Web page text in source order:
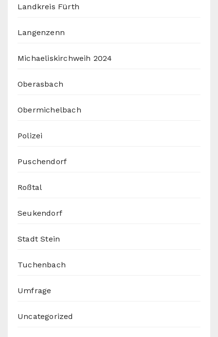
Landkreis Fürth
Langenzenn
Michaeliskirchweih 2024
Oberasbach
Obermichelbach
Polizei
Puschendorf
Roßtal
Seukendorf
Stadt Stein
Tuchenbach
Umfrage
Uncategorized